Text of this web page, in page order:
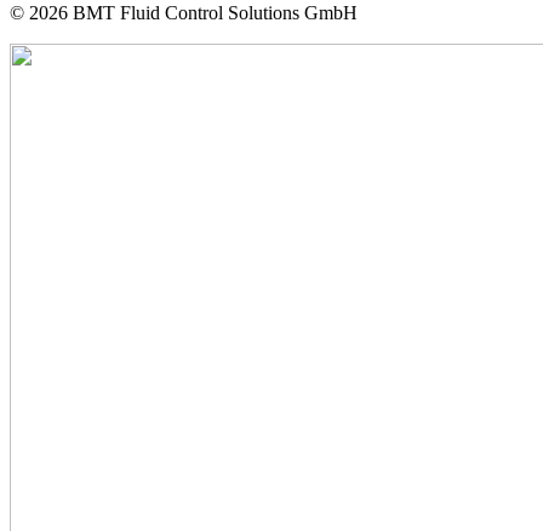
© 2026 BMT Fluid Control Solutions GmbH